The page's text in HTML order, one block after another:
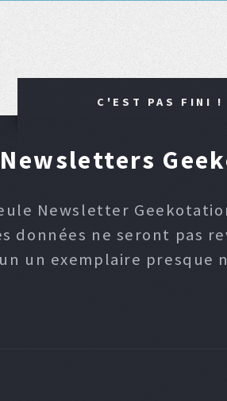
C'EST PAS FINI !
Newsletters
Newsletter
données ne seront pas
un exemplaire presque